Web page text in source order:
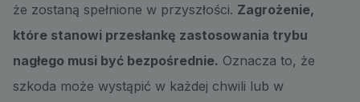
że zostaną spełnione w przyszłości. Zagrożenie,
które stanowi przesłankę zastosowania trybu
nagłego musi być bezpośrednie. Oznacza to, że
szkoda może wystąpić w każdej chwili lub w